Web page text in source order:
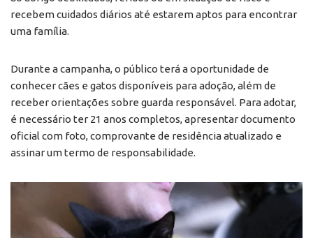
recebem cuidados diários até estarem aptos para encontrar
uma família.
Durante a campanha, o público terá a oportunidade de
conhecer cães e gatos disponíveis para adoção, além de
receber orientações sobre guarda responsável. Para adotar,
é necessário ter 21 anos completos, apresentar documento
oficial com foto, comprovante de residência atualizado e
assinar um termo de responsabilidade.